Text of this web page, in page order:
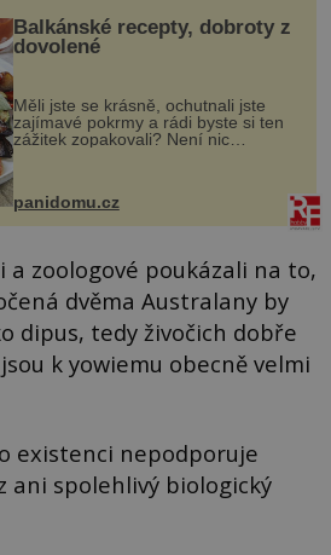
Balkánské recepty, dobroty z
dovolené
Měli jste se krásně, ochutnali jste
zajímavé pokrmy a rádi byste si ten
zážitek zopakovali? Není nic
snazšího. Pljeskavica (10 porcí)
Možná jste ji ochutnali na dovolené v
bývalé Jugoslávii, lze ji vi...
panidomu.cz
a zoologové poukázali na to,
dvěma Australany by
dipus, tedy živočich dobře
k yowiemu obecně velmi
existenci nepodporuje
ani spolehlivý biologický